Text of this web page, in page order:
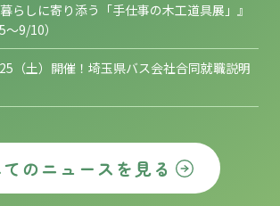
らしに寄り添う「手仕事の木工道具展」』
～9/10）
（土）開催！埼玉県バス会社合同就職説明
のニュースを見る